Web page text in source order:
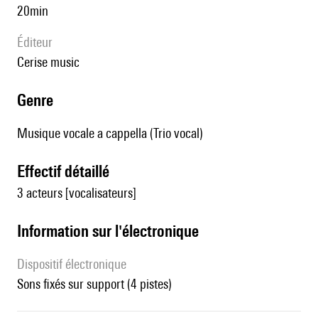
20min
éditeur
cerise music
genre
Musique vocale a cappella (Trio vocal)
effectif détaillé
3 acteurs [vocalisateurs]
Information sur l'électronique
Dispositif électronique
sons fixés sur support (4 pistes)